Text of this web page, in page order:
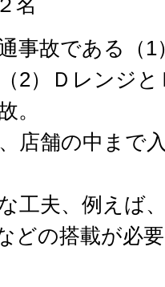
名
事故である（
2）Ｄレンジ
。
店舗の中まで
工夫、例えば
どの搭載が必